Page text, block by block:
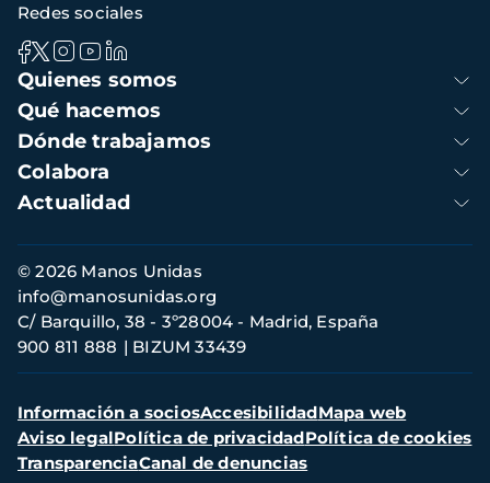
Navegación
principal
Quienes somos
Qué hacemos
Dónde trabajamos
Colabora
Actualidad
Redes sociales
Información
de
contacto
© 2026 Manos Unidas
C/ Barquillo, 38 - 3º28004 - Madrid, España
900 811 888
BIZUM 33439
info@manosunidas.org
Menú
secundario
Información a sociosAccesibilidadMapa web
Aviso legalPolítica de privacidadPolítica de cookies
TransparenciaCanal de denuncias